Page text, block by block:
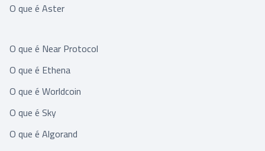
O que é Aster
O que é Near Protocol
O que é Ethena
O que é Worldcoin
O que é Sky
O que é Algorand